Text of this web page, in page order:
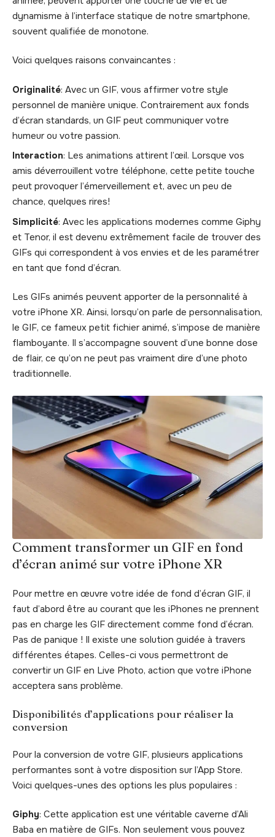
dynamisme à l’interface statique de notre smartphone,
souvent qualifiée de monotone.
Voici quelques raisons convaincantes :
Originalité: Avec un GIF, vous affirmer votre style
personnel de manière unique. Contrairement aux fonds
d’écran standards, un GIF peut communiquer votre
humeur ou votre passion.
Interaction: Les animations attirent l’œil. Lorsque vos
amis déverrouillent votre téléphone, cette petite touche
peut provoquer l’émerveillement et, avec un peu de
chance, quelques rires!
Simplicité: Avec les applications modernes comme Giphy
et Tenor, il est devenu extrêmement facile de trouver des
GIFs qui correspondent à vos envies et de les paramétrer
en tant que fond d’écran.
Les GIFs animés peuvent apporter de la personnalité à
votre iPhone XR. Ainsi, lorsqu’on parle de personnalisation,
le GIF, ce fameux petit fichier animé, s’impose de manière
flamboyante. Il s’accompagne souvent d’une bonne dose
de flair, ce qu’on ne peut pas vraiment dire d’une photo
traditionnelle.
Comment transformer un GIF en fond
d’écran animé sur votre iPhone XR
Pour mettre en œuvre votre idée de fond d’écran GIF, il
faut d’abord être au courant que les iPhones ne prennent
pas en charge les GIF directement comme fond d’écran.
Pas de panique ! Il existe une solution guidée à travers
différentes étapes. Celles-ci vous permettront de
convertir un GIF en Live Photo, action que votre iPhone
acceptera sans problème.
Disponibilités d’applications pour réaliser la
conversion
Pour la conversion de votre GIF, plusieurs applications
performantes sont à votre disposition sur l’App Store.
Voici quelques-unes des options les plus populaires :
Giphy: Cette application est une véritable caverne d’Ali
Baba en matière de GIFs. Non seulement vous pouvez